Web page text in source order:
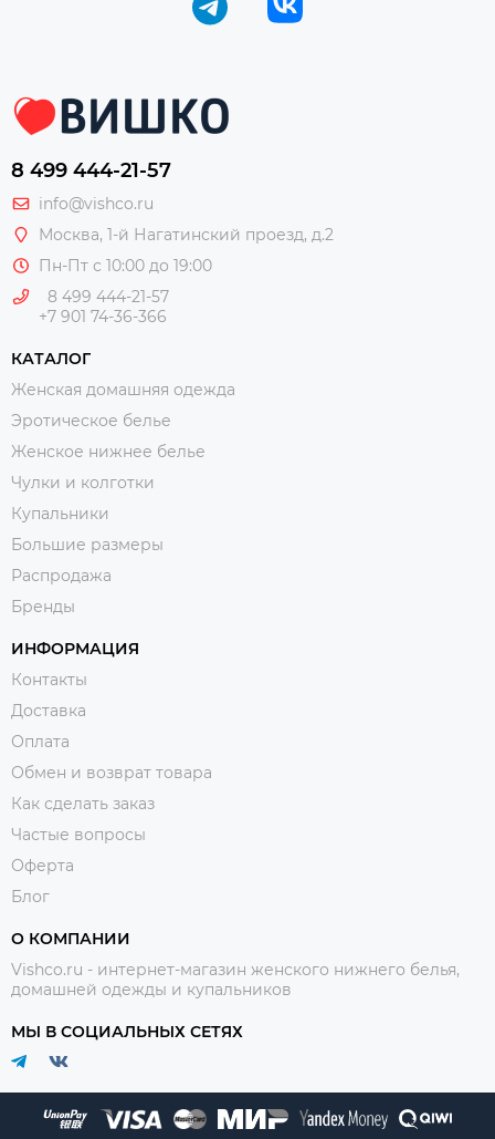
8 499 444-21-57
info@vishco.ru
Москва, 1-й Нагатинский проезд, д.2
Пн-Пт с 10:00 до 19:00
8 499 444-21-57
+7 901 74-36-366
КАТАЛОГ
Женская домашняя одежда
Эротическое белье
Женское нижнее белье
Чулки и колготки
Купальники
Большие размеры
Распродажа
Бренды
ИНФОРМАЦИЯ
Контакты
Доставка
Оплата
Обмен и возврат товара
Как сделать заказ
Частые вопросы
Оферта
Блог
О КОМПАНИИ
Vishco.ru - интернет-магазин женского нижнего белья,
домашней одежды и купальников
МЫ В СОЦИАЛЬНЫХ СЕТЯХ